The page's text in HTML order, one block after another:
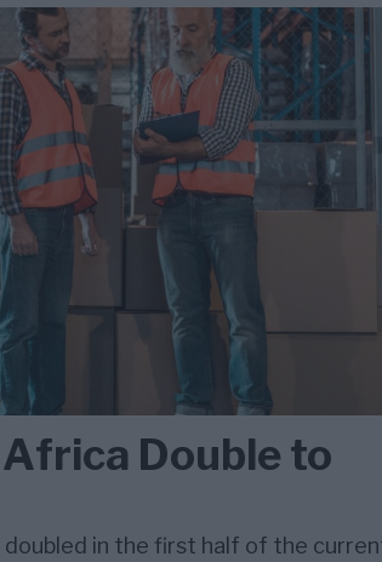
Double to
doubled in the first half of the